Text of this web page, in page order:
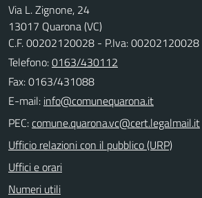
Via L. Zignone, 24
13017 Quarona (VC)
C.F. 00202120028 - P.Iva: 00202120028
Telefono:0163/430112
Fax: 0163/431088
E-mail:
PEC:
Ufficio relazioni con il pubblico (URP)
Uffici e orari
Numeri utili